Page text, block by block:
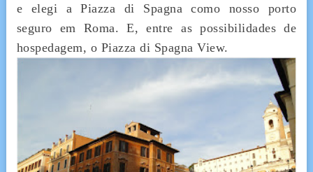
e elegi a Piazza di Spagna como nosso porto
seguro em Roma. E, entre as possibilidades de
hospedagem, o Piazza di Spagna View.